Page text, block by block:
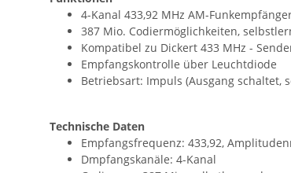
4-Kanal 433,92 MHz AM-
387 Mio. Codiermöglichkeiten,
Kompatibel zu Dickert 433 MHz -
Empfangskontrolle über Leuchtdiode
Betriebsart: Impuls (Ausgang schaltet,
Technische Daten
Empfangsfrequenz: 433,92,
Dmpfangskanäle: 4-Kanal